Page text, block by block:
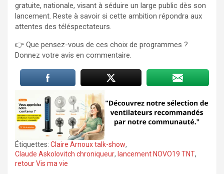
gratuite, nationale, visant à séduire un large public dès son
lancement. Reste à savoir si cette ambition répondra aux
attentes des téléspectateurs.
👉 Que pensez-vous de ces choix de programmes ?
Donnez votre avis en commentaire.
Étiquettes: Claire Arnoux talk-show,
Claude Askolovitch chroniqueur, lancement NOVO19 TNT,
retour Vis ma vie